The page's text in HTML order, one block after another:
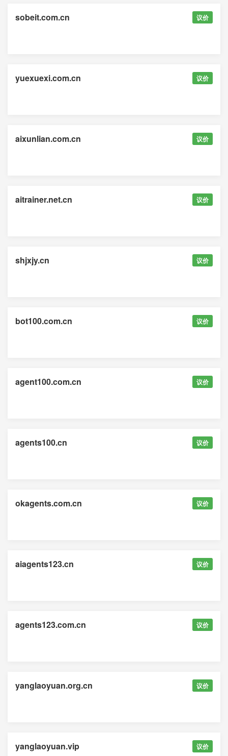
sobeit.com.cn 议价
yuexuexi.com.cn 议价
aixunlian.com.cn 议价
aitrainer.net.cn 议价
shjxjy.cn 议价
bot100.com.cn 议价
agent100.com.cn 议价
agents100.cn 议价
okagents.com.cn 议价
aiagents123.cn 议价
agents123.com.cn 议价
yanglaoyuan.org.cn 议价
yanglaoyuan.vip 议价